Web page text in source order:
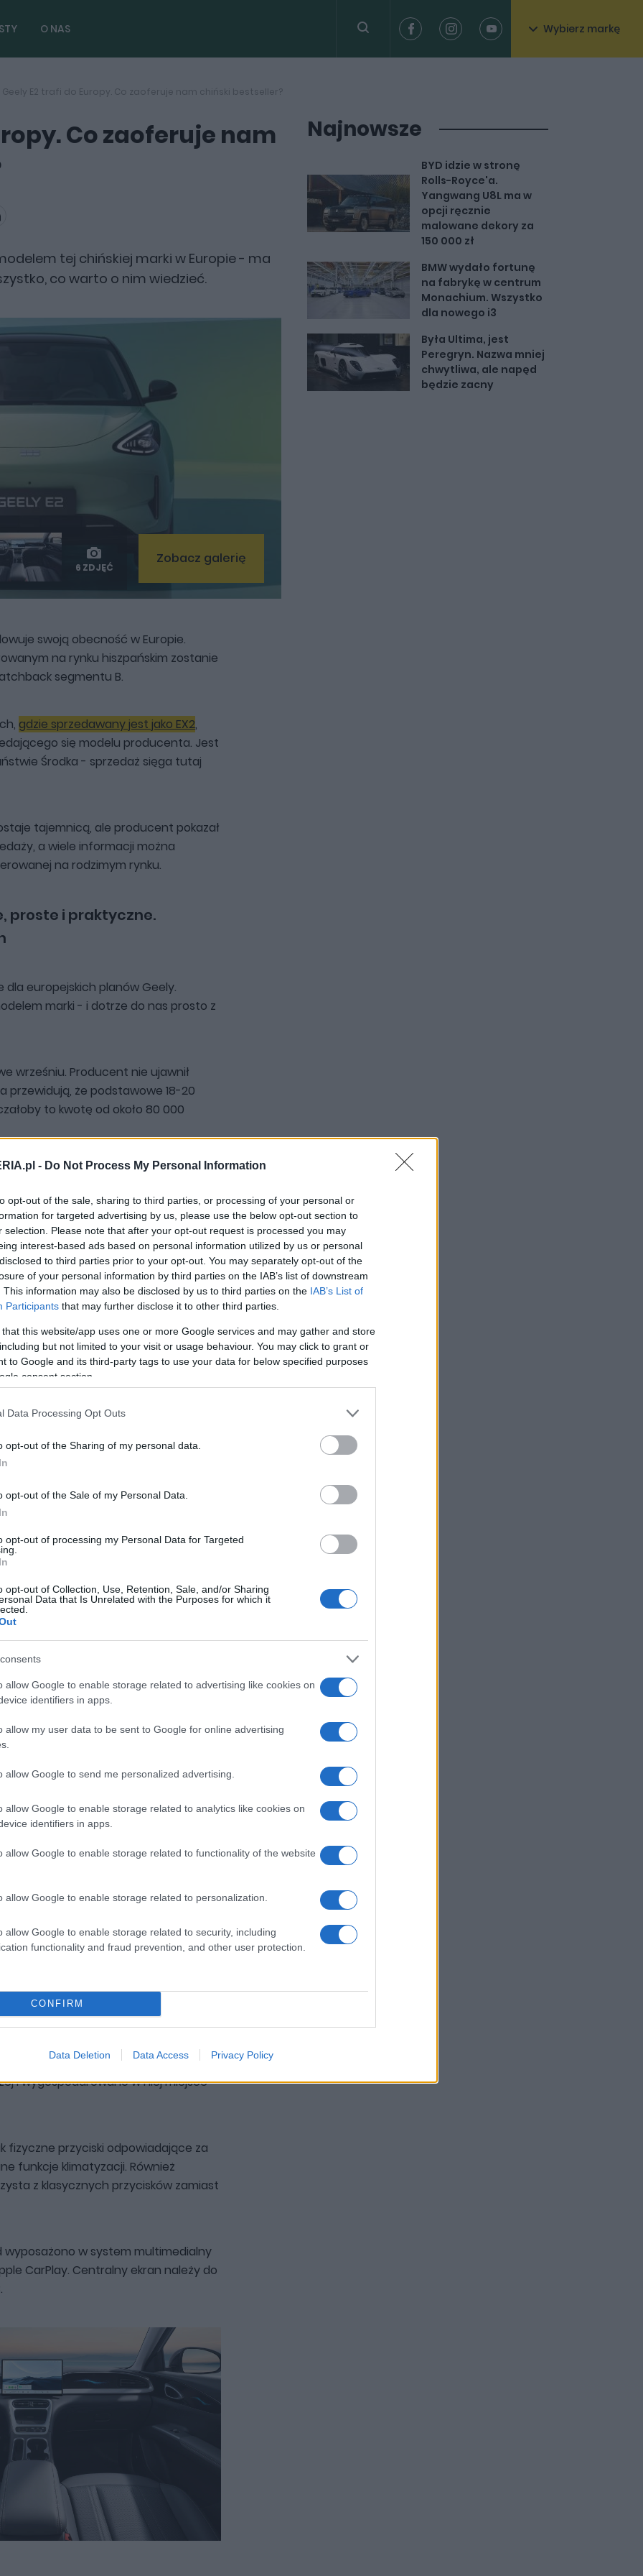
- Do Not Process My Personal Information
opt-out of the sale, sharing to third parties, or processing of your personal or
for targeted advertising by us, please use the below opt-out section to
selection. Please note that after your opt-out request is processed you may
interest-based ads based on personal information utilized by us or personal
to third parties prior to your opt-out. You may separately opt-out of the
of your personal information by third parties on the IAB’s list of downstream
This information may also be disclosed by us to third parties on the IAB’s List of
Participants that may further disclose it to other third parties.
that this website/app uses one or more Google services and may gather and store
but not limited to your visit or usage behaviour. You may click to grant or
to Google and its third-party tags to use your data for below specified purposes
consent section.
Data Processing Opt Outs
opt-out of the Sharing of my personal data.
opt-out of the Sale of my Personal Data.
opt-out of processing my Personal Data for Targeted
opt-out of Collection, Use, Retention, Sale, and/or Sharing
Data that Is Unrelated with the Purposes for which it
allow Google to enable storage related to advertising like cookies on
identifiers in apps.
allow my user data to be sent to Google for online advertising
allow Google to send me personalized advertising.
allow Google to enable storage related to analytics like cookies on
identifiers in apps.
allow Google to enable storage related to functionality of the website
allow Google to enable storage related to personalization.
allow Google to enable storage related to security, including
functionality and fraud prevention, and other user protection.
CONFIRM
Data Deletion Data Access Privacy Policy
O NAS Wybierz markę
Geely E2 trafi do Europy. Co zaoferuje nam chiński bestseller?
Co zaoferuje nam
tej chińskiej marki w Europie - ma
co warto o nim wiedzieć.
6 ZDJĘĆ
Zobacz galerię
swoją obecność w Europie.
na rynku hiszpańskim zostanie
segmentu B.
gdzie sprzedawany jest jako EX2,
się modelu producenta. Jest
Środka - sprzedaż sięga tutaj
tajemnicą, ale producent pokazał
a wiele informacji można
na rodzimym rynku.
proste i praktyczne.
dla europejskich planów Geely.
marki - i dotrze do nas prosto z
wrześniu. Producent nie ujawnił
przewidują, że podstawowe 18-20
to kwotę od około 80 000
się z coraz liczniejszą grupą
sięRenault 5 E-Tech, Peugeot E-
Raval
Surf.
Chińczycy mają ambitne
1800 mm szerokości i 1570 mm
2650 mm, co należy do najlepszych
dzięki długiemu rozstawowi osi
porównywalną z samochodami
spalinowymi.
płaską podłogę z tyłu.
nawiewy oraz uchwyty, a pod
dodatkową przestrzeń na drobne
bagażnik.
przewidział także niewielki przedni
innymi na przewody do ładowania.
Wszystko po to, aby
zgodnie z aktualnym kierunkiem
Są tutaj dwa ekrany, centralną
i wygospodarowano w niej miejsce
fizyczne przyciski odpowiadające za
funkcje klimatyzacji. Również
z klasycznych przycisków zamiast
wyposażono w system multimedialny
CarPlay. Centralny ekran należy do
Najnowsze
BYD idzie w stronę
Rolls-Royce'a.
Yangwang U8L ma w
opcji ręcznie
malowane dekory za
150 000 zł
BMW wydało fortunę
na fabrykę w centrum
Monachium. Wszystko
dla nowego i3
Była Ultima, jest
Peregryn. Nazwa mniej
chwytliwa, ale napęd
będzie zacny